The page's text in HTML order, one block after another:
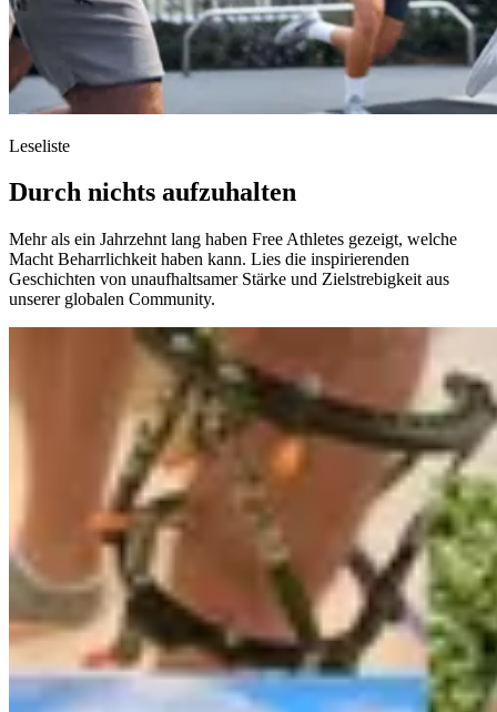
Leseliste
Durch nichts aufzuhalten
Mehr als ein Jahrzehnt lang haben Free Athletes gezeigt, welche
Macht Beharrlichkeit haben kann. Lies die inspirierenden
Geschichten von unaufhaltsamer Stärke und Zielstrebigkeit aus
unserer globalen Community.